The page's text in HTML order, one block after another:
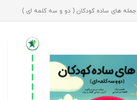
جمله های ساده کودکان ( دو و سه کلمه ای )